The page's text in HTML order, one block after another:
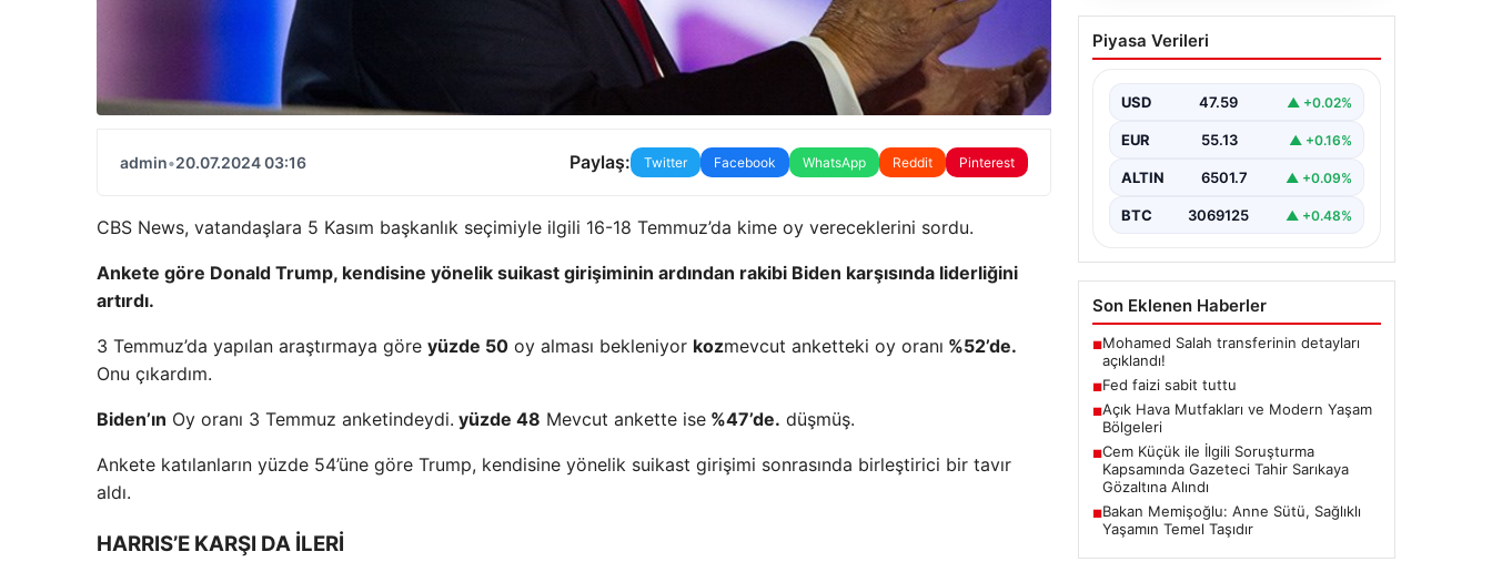
admin•20.07.2024 03:16 Paylaş: Twitter Facebook WhatsApp Reddit Pinterest
CBS News, vatandaşlara 5 Kasım başkanlık seçimiyle ilgili 16-18 Temmuz’da kime oy vereceklerini sordu.
Ankete göre Donald Trump, kendisine yönelik suikast girişiminin ardından rakibi Biden karşısında liderliğini
artırdı.
3 Temmuz’da yapılan araştırmaya göre yüzde 50 oy alması bekleniyor kozmevcut anketteki oy oranı %52’de.
Onu çıkardım.
Biden’ın Oy oranı 3 Temmuz anketindeydi. yüzde 48 Mevcut ankette ise %47’de. düşmüş.
Ankete katılanların yüzde 54’üne göre Trump, kendisine yönelik suikast girişimi sonrasında birleştirici bir tavır
aldı.
HARRIS’E KARŞI DA İLERİ
Fed faizi sabit tuttu
Piyasa Verileri
USD 47.59 ▲ +0.02%
EUR 55.13 ▲ +0.16%
ALTIN 6501.7 ▲ +0.09%
BTC 3069125 ▲ +0.48%
Son Eklenen Haberler
■Mohamed Salah transferinin detayları
açıklandı!
■Fed faizi sabit tuttu
■Açık Hava Mutfakları ve Modern Yaşam
Bölgeleri
■Cem Küçük ile İlgili Soruşturma
Kapsamında Gazeteci Tahir Sarıkaya
Gözaltına Alındı
■Bakan Memişoğlu: Anne Sütü, Sağlıklı
Yaşamın Temel Taşıdır